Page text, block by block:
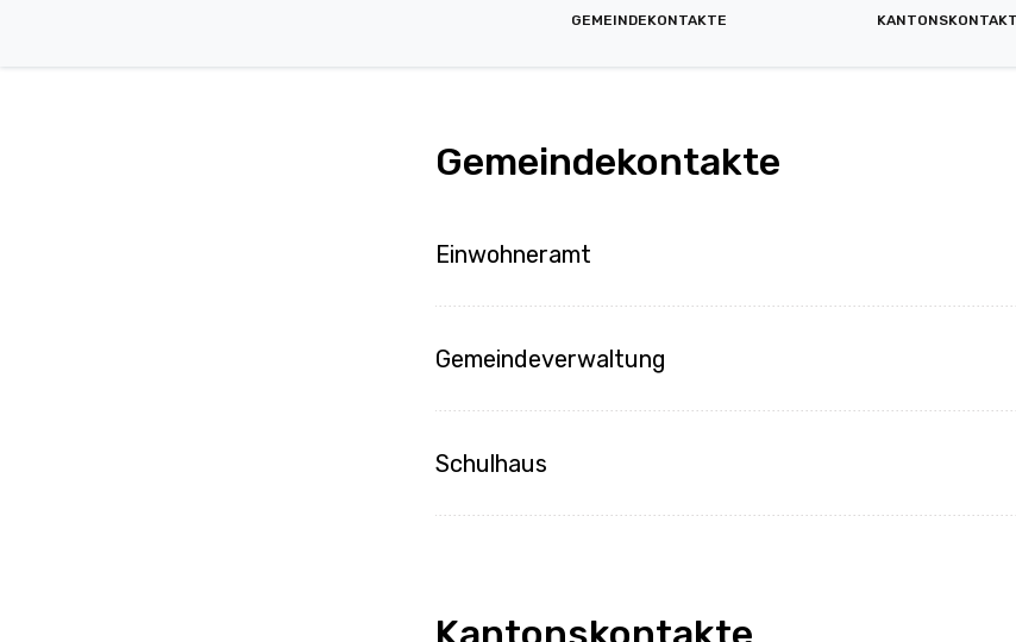
GEMEINDEKONTAKTE
Gemeindekontakte
Einwohneramt
Gemeindeverwaltung
Schulhaus